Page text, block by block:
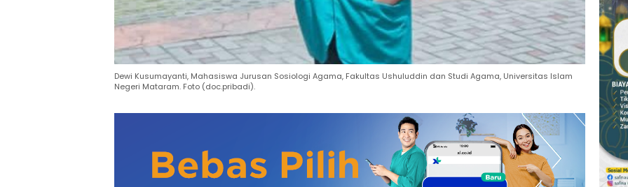
Dewi Kusumayanti, Mahasiswa Jurusan Sosiologi Agama, Fakultas Ushuluddin dan Studi Agama, Universitas Islam
Negeri Mataram. Foto (doc.pribadi).